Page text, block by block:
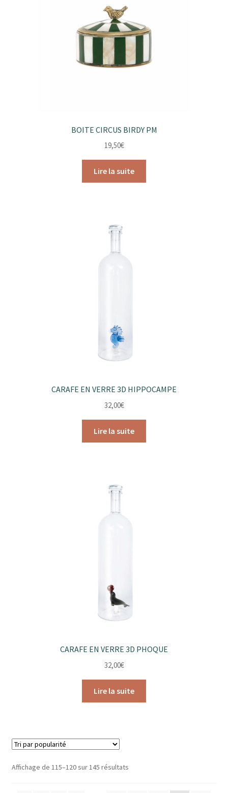
BOITE CIRCUS BIRDY PM
19,50€
Lire la suite
CARAFE EN VERRE 3D HIPPOCAMPE
32,00€
Lire la suite
CARAFE EN VERRE 3D PHOQUE
32,00€
Lire la suite
Affichage de 115–120 sur 145 résultatsTrié